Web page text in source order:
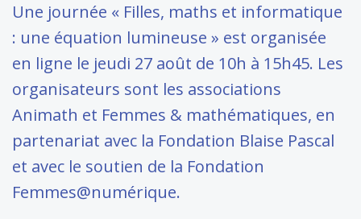
Une journée « Filles, maths et informatique
: une équation lumineuse » est organisée
en ligne le jeudi 27 août de 10h à 15h45. Les
organisateurs sont les associations
Animath et Femmes & mathématiques, en
partenariat avec la Fondation Blaise Pascal
et avec le soutien de la Fondation
Femmes@numérique.